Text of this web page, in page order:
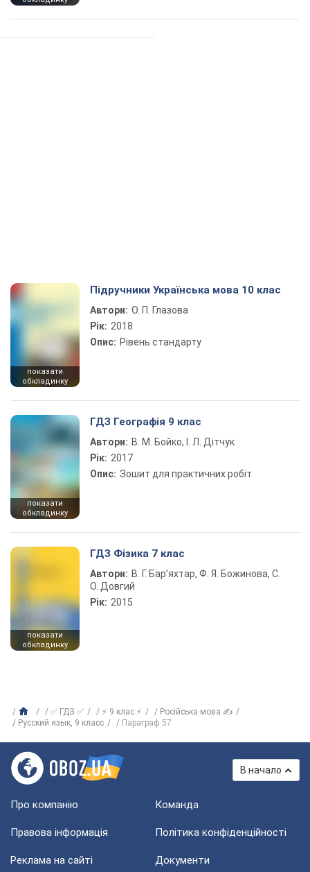
показати
обкладинку
Підручники Українська мова 10 клас
Автори: О. П. Глазова
Рік: 2018
Опис: Рівень стандарту
показати
обкладинку
ГДЗ Географія 9 клас
Автори: В. М. Бойко, І. Л. Дітчук
Рік: 2017
Опис: Зошит для практичних робіт
показати
обкладинку
ГДЗ Фізика 7 клас
Автори: В. Г. Бар’яхтар, Ф. Я. Божинова, С.
О. Довгий
Рік: 2015
✅ ГДЗ ✅ ⚡ 9 клас ⚡
Російська мова ✍
Русский язык, 9 класс
Параграф 57
В начало
Про компанію Команда
Правова інформація Політика конфіденційності
Реклама на сайті Документи